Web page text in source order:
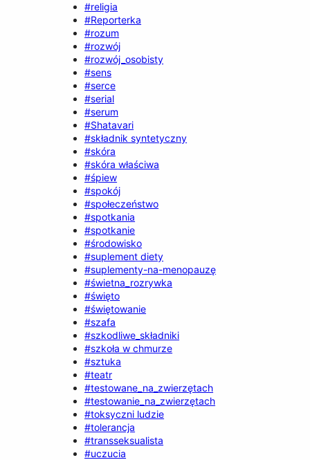
#religia
#Reporterka
#rozum
#rozwój
#rozwój_osobisty
#sens
#serce
#serial
#serum
#Shatavari
#składnik syntetyczny
#skóra
#skóra właściwa
#śpiew
#spokój
#społeczeństwo
#spotkania
#spotkanie
#środowisko
#suplement diety
#suplementy-na-menopauzę
#świetna_rozrywka
#święto
#świętowanie
#szafa
#szkodliwe_składniki
#szkoła w chmurze
#sztuka
#teatr
#testowane_na_zwierzętach
#testowanie_na_zwierzętach
#toksyczni ludzie
#tolerancja
#transseksualista
#uczucia